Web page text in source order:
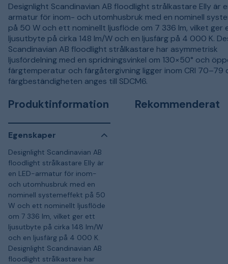
Designlight Scandinavian AB floodlight strålkastare Elly är
armatur för inom- och utomhusbruk med en nominell
på 50 W och ett nominellt ljusflöde om 7 336 lm, vilket ger
ljusutbyte på cirka 148 lm/W och en ljusfärg på 4 000 K.
Scandinavian AB floodlight strålkastare har asymmetrisk
ljusfördelning med en spridningsvinkel om 130×50° och
färgtemperatur och färgåtergivning ligger inom CRI 70–79
färgbeständigheten anges till SDCM6.
Produktinformation
Egenskaper
Designlight Scandinavian AB
floodlight strålkastare Elly är
en LED-armatur för inom-
och utomhusbruk med en
nominell systemeffekt på 50
W och ett nominellt ljusflöde
om 7 336 lm, vilket ger ett
ljusutbyte på cirka 148 lm/W
och en ljusfärg på 4 000 K.
Designlight Scandinavian AB
floodlight strålkastare har
Rekommenderat